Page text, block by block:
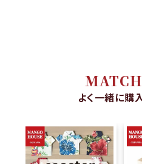
よく一緒に購